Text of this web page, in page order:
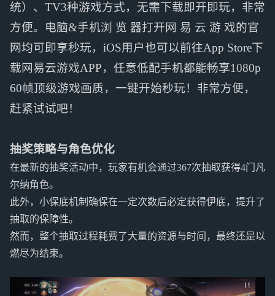
统）、TV3种游戏方式，无需下载即开即玩，非常
方便。电脑&手机浏 览 器打开网 易 云 游 戏的官
网均可即享秒玩，iOS用户也可以前往App Store下
载网易云游戏APP，任意低配手机都能畅享1080p
60帧顶级游戏画质，一键开始秒玩！非常方便，
赶紧试试吧！
抽奖策略与角色优化
在最新的抽奖活动中，玩家有机会通过367次抽取获得4门凡
尔纳角色。
此外，小保底机制确保在一定次数后必定获得伊底，提升了
抽取的保障性。
然而，整个抽取过程耗费了大量的资源与时间，最终还是以
燃尽为结束。